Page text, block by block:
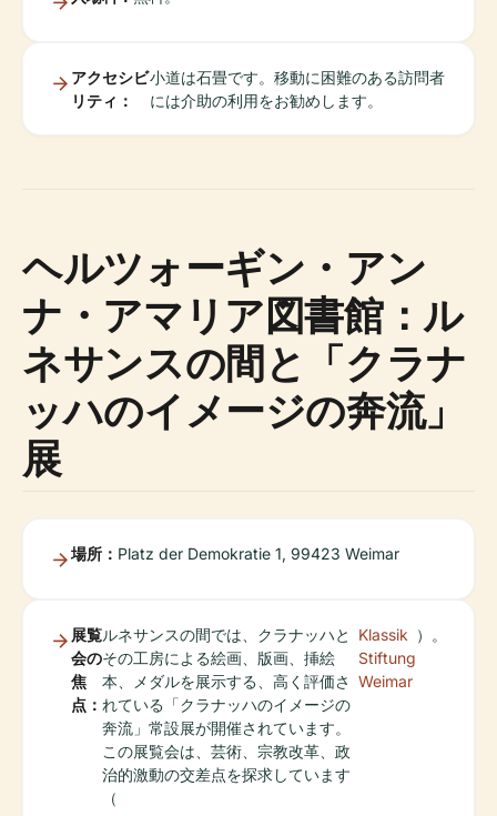
アクセシビ
リティ：
小道は石畳です。移動に困難のある訪問者
には介助の利用をお勧めします。
ヘルツォーギン・アン
ナ・アマリア図書館：ル
ネサンスの間と「クラナ
ッハのイメージの奔流」
展
場所： Platz der Demokratie 1, 99423 Weimar
展覧
会の
焦
点：
ルネサンスの間では、クラナッハと
その工房による絵画、版画、挿絵
本、メダルを展示する、高く評価さ
れている「クラナッハのイメージの
奔流」常設展が開催されています。
この展覧会は、芸術、宗教改革、政
治的激動の交差点を探求しています
（
Klassik
Stiftung
Weimar
）。